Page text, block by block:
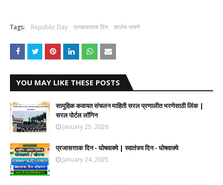
Tags: Republic Day प्रजासत्ताक दिन शालेय भाषणे
YOU MAY LIKE THESE POSTS
सामुहिक कवायत संचलन माहिती सरल प्रणालीत भरणेसाठी लिंक |
सरल पोर्टल लॉगिन
January 25, 2026
प्रजासत्ताक दिन - घोषवाक्ये | स्वातंत्र्य दिन - घोषवाक्ये
January 24, 2025